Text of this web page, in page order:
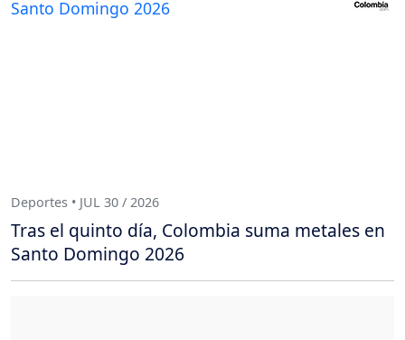
Deportes • JUL 30 / 2026
Tras el quinto día, Colombia suma metales en
Santo Domingo 2026